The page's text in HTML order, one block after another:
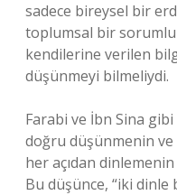
sadece bireysel bir
toplumsal bir
kendilerine verilen
düşünmeyi bilmeliydi.
Farabi ve İbn Sina
doğru düşünmenin
her açıdan
Bu düşünce, “iki dinle